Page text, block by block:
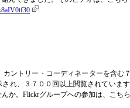
ントリー・コーディネーターを含む
れ、３７００回以上閲覧されていま
か。Flickrグループへの参加は、こちら